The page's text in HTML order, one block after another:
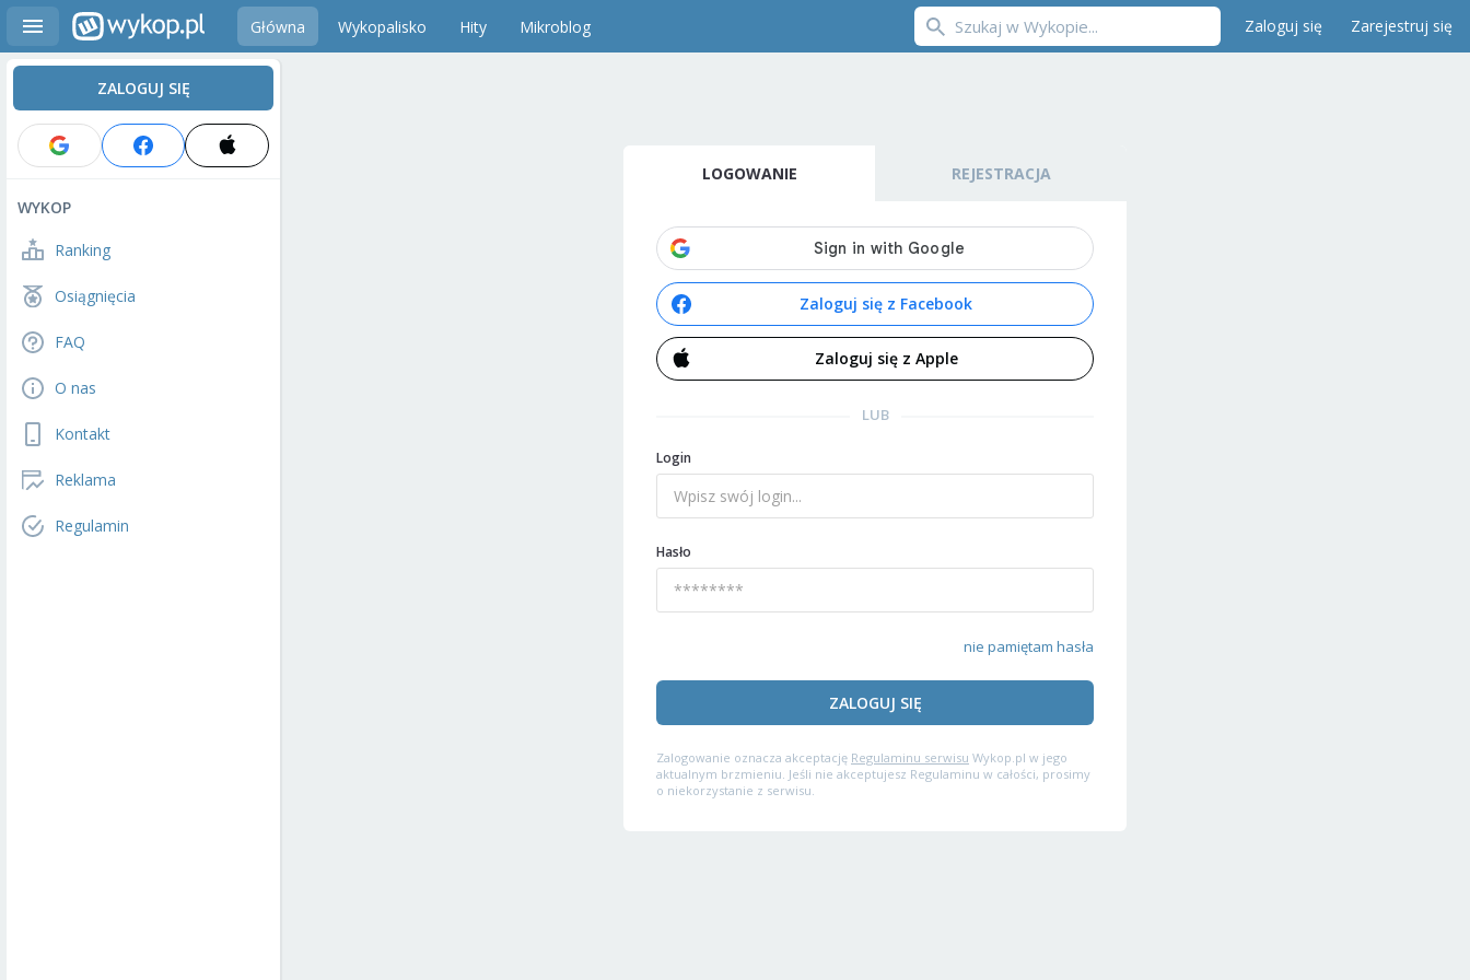
Główna Wykopalisko Hity Mikroblog Zaloguj się Zarejestruj się
ZALOGUJ SIĘ
WYKOP
Ranking
Osiągnięcia
FAQ
O nas
Kontakt
Reklama
Regulamin
LOGOWANIE REJESTRACJA
Zaloguj się z Facebook
Zaloguj się z Apple
LUB
Login
Hasło
nie pamiętam hasła
ZALOGUJ SIĘ
Zalogowanie oznacza akceptację Regulaminu serwisu Wykop.pl w jego
aktualnym brzmieniu. Jeśli nie akceptujesz Regulaminu w całości, prosimy
o niekorzystanie z serwisu.